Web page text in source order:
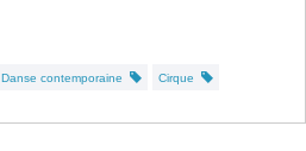
Danse contemporaine Cirque